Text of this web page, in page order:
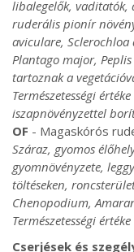
libalegelők, vaditatók,
ruderális pionír
aviculare,
Plantago major,
tartoznak a
Természetességi
iszapnövényzettel
OF - Magaskórós
Száraz, gyomos
gyomnövényzete,
töltéseken,
Chenopodium,
Természetességi értéke
Cserjések és